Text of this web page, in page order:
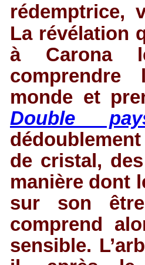
rédemptrice,
La révélation
à Carona
comprendre
monde et
Double
de cristal,
manière dont
sur son
comprend
sensible.